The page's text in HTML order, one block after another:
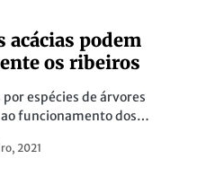
acácias podem
os ribeiros
espécies de árvores
ao funcionamento dos…
2021